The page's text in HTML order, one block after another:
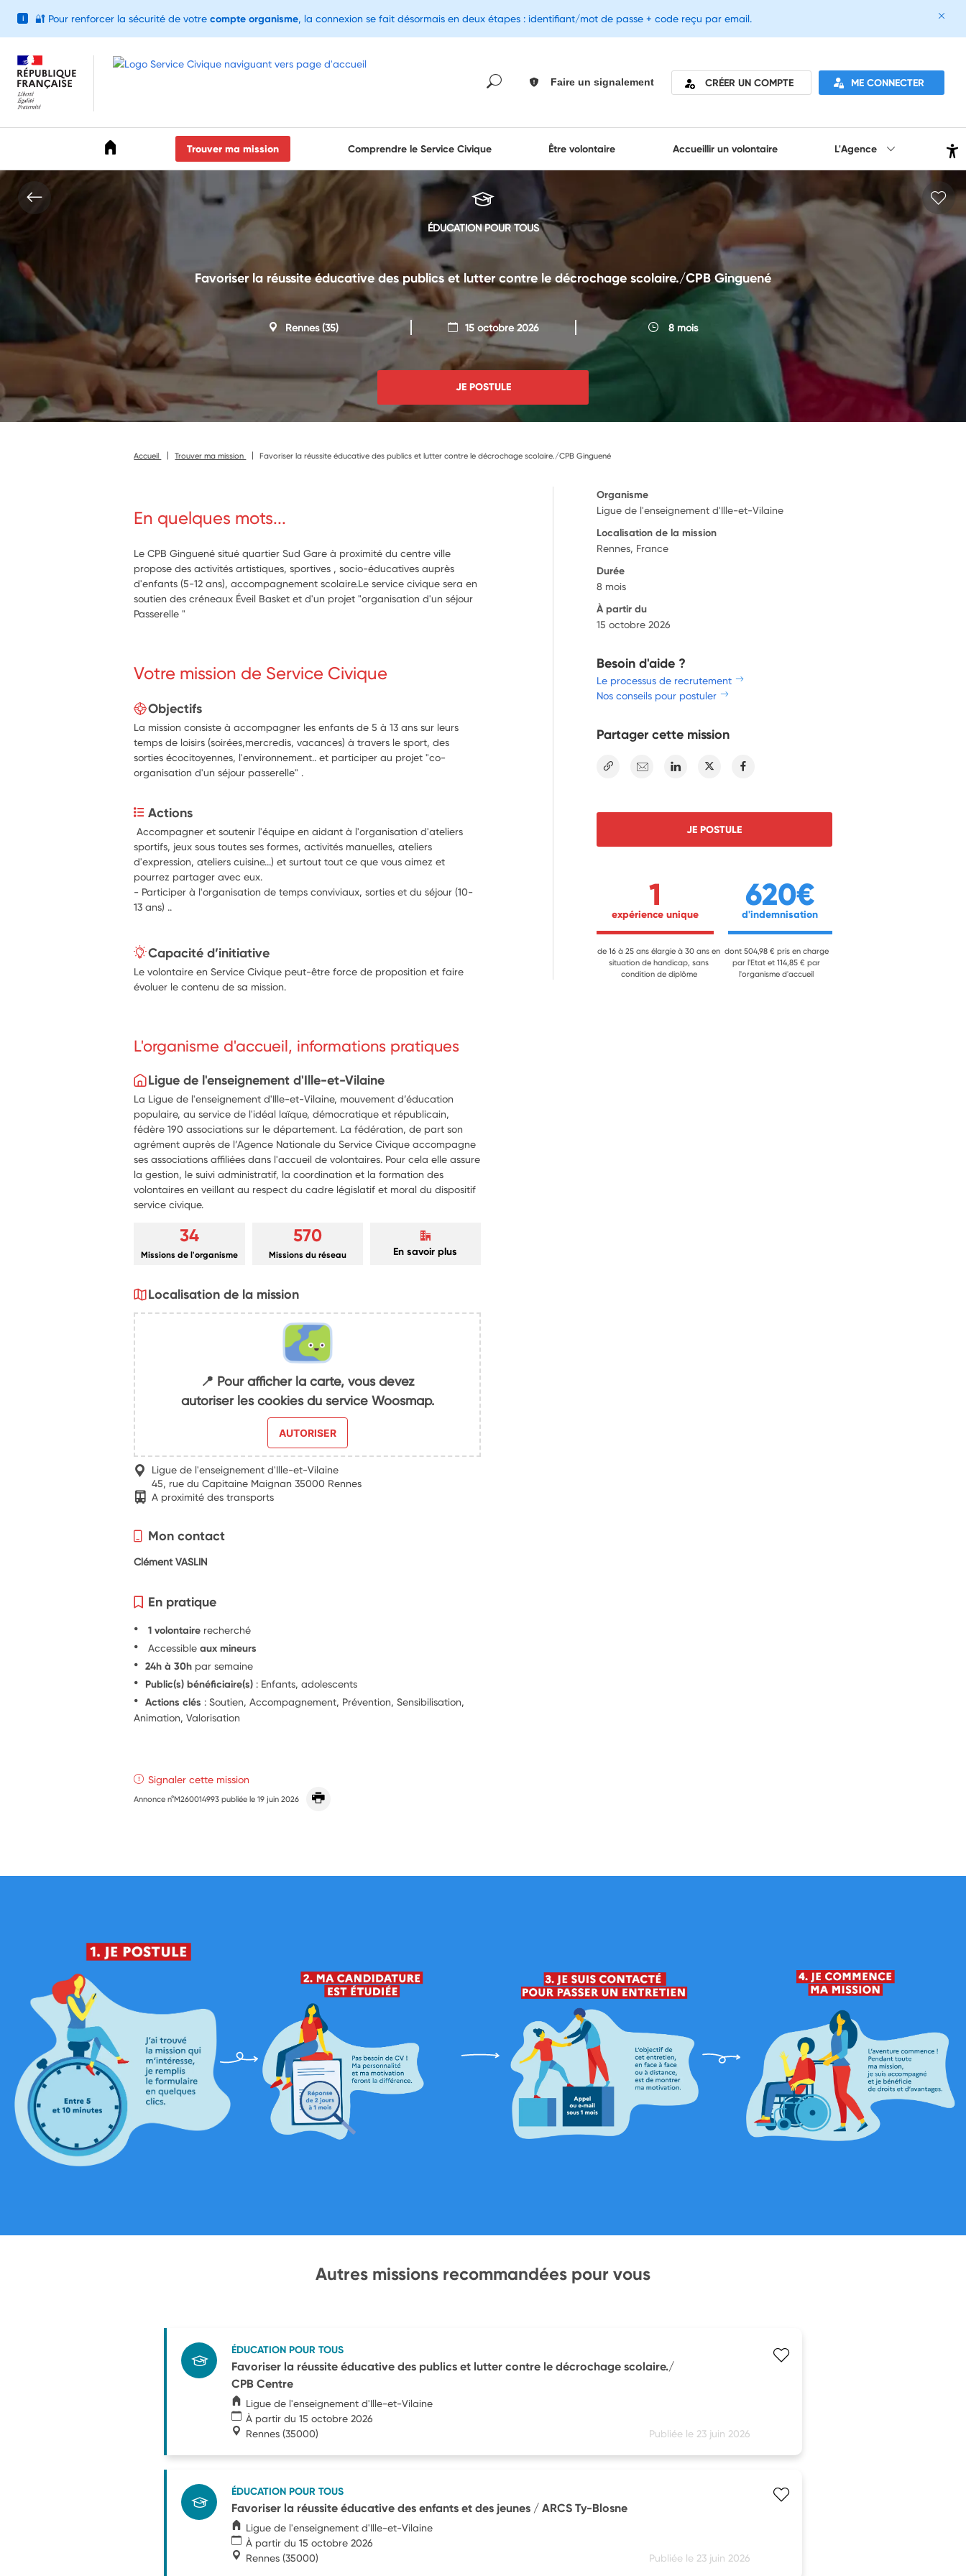
Faire un signalement CRÉER UN COMPTE ME CONNECTER
Trouver ma mission Comprendre le Service Civique Être volontaire Accueillir un volontaire L'Agence
ÉDUCATION POUR TOUS
Favoriser la réussite éducative des publics et lutter contre le décrochage scolaire./CPB Ginguené
Rennes(35) 15 octobre 2026 8 mois
JE POSTULE
Accueil Trouver ma mission Favoriser la réussite éducative des publics et lutter contre le décrochage scolaire./CPB Ginguené
En quelques mots...
Le CPB Ginguené situé quartier Sud Gare à proximité du centre ville
propose des activités artistiques, sportives , socio-éducatives auprès
d'enfants (5-12 ans), accompagnement scolaire.Le service civique sera en
soutien des créneaux Éveil Basket et d'un projet "organisation d'un séjour
Passerelle "
Votre mission de Service Civique
Objectifs
La mission consiste à accompagner les enfants de 5 à 13 ans sur leurs
temps de loisirs (soirées,mercredis, vacances) à travers le sport, des
sorties écocitoyennes, l'environnement.. et participer au projet "co-
organisation d'un séjour passerelle" .
Actions
Accompagner et soutenir l'équipe en aidant à l'organisation d'ateliers
sportifs, jeux sous toutes ses formes, activités manuelles, ateliers
d'expression, ateliers cuisine...) et surtout tout ce que vous aimez et
pourrez partager avec eux.
- Participer à l'organisation de temps conviviaux, sorties et du séjour (10-
13 ans) ..
Capacité d’initiative
Le volontaire en Service Civique peut-être force de proposition et faire
évoluer le contenu de sa mission.
L'organisme d'accueil, informations pratiques
Ligue de l'enseignement d'Ille-et-Vilaine
La Ligue de l'enseignement d'Ille-et-Vilaine, mouvement d’éducation
populaire, au service de l'idéal laïque, démocratique et républicain,
fédère 190 associations sur le département. La fédération, de part son
agrément auprès de l’Agence Nationale du Service Civique accompagne
ses associations affiliées dans l'accueil de volontaires. Pour cela elle assure
la gestion, le suivi administratif, la coordination et la formation des
volontaires en veillant au respect du cadre législatif et moral du dispositif
service civique.
34
Missions de l'organisme
570
Missions du réseau En savoir plus
Localisation de la mission
📍 Pour afficher la carte, vous devez
autoriser les cookies du service Woosmap.
AUTORISER
Ligue de l'enseignement d'Ille-et-Vilaine
45, rue du Capitaine Maignan 35000 Rennes
A proximité des transports
Mon contact
Clément VASLIN
En pratique
1 volontaire recherché
Accessibleaux mineurs
24h à 30h par semaine
Public(s) bénéficiaire(s) : Enfants, adolescents
Actions clés : Soutien, Accompagnement, Prévention, Sensibilisation,
Animation, Valorisation
Signaler cette mission
Annonce n°M260014993 publiée le19 juin 2026
Organisme
Ligue de l'enseignement d'Ille-et-Vilaine
Localisation de la mission
Rennes, France
Durée
8 mois
À partir du
15 octobre 2026
Besoin d'aide ?
Le processus de recrutement
Nos conseils pour postuler
Partager cette mission
E-mail Linkedin Twitter
JE POSTULE
1
expérience unique
de 16 à 25 ans élargie à 30 ans en
situation de handicap, sans
condition de diplôme
620€
d'indemnisation
dont 504,98 € pris en charge
par l'Etat et 114,85 € par
l'organisme d'accueil
Autres missions recommandées pour vous
ÉDUCATION POUR TOUS
Favoriser la réussite éducative des publics et lutter contre le décrochage scolaire./
CPB Centre
Ligue de l'enseignement d'Ille-et-Vilaine
À partir du 15 octobre 2026
Rennes (35000) Publiée le 23 juin 2026
ÉDUCATION POUR TOUS
Favoriser la réussite éducative des enfants et des jeunes / ARCS Ty-Blosne
Ligue de l'enseignement d'Ille-et-Vilaine
À partir du 15 octobre 2026
Rennes (35000) Publiée le 23 juin 2026
i 🔐 Pour renforcer la sécurité de votre compte organisme, la connexion se fait désormais en deux étapes : identifiant/mot de passe + code reçu par email.